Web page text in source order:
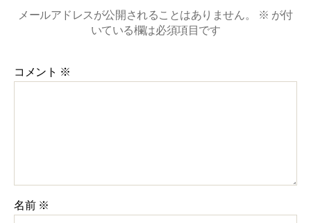
メールアドレスが公開されることはありません。 ※ が付
いている欄は必須項目です
コメント ※
名前 ※